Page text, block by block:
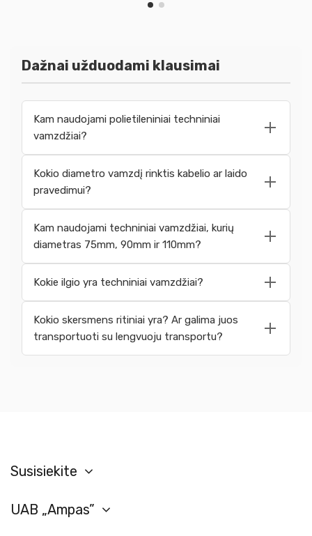
Dažnai užduodami klausimai
Kam naudojami polietileniniai techniniai
vamzdžiai?
Kokio diametro vamzdį rinktis kabelio ar laido
pravedimui?
Kam naudojami techniniai vamzdžiai, kurių
diametras 75mm, 90mm ir 110mm?
Kokie ilgio yra techniniai vamzdžiai?
Kokio skersmens ritiniai yra? Ar galima juos
transportuoti su lengvuoju transportu?
Susisiekite
UAB „Ampas”